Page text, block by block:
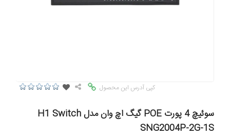
کپی آدرس این محصول
سوئیچ 4 پورت POE گیگ اچ وان مدل H1 Switch
SNG2004P-2G-1S